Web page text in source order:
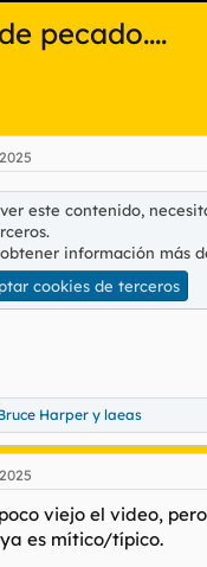
pecado....
este contenido,
información más
cookies de terceros
Harpery laeas
viejo el video,
es mítico/típico.